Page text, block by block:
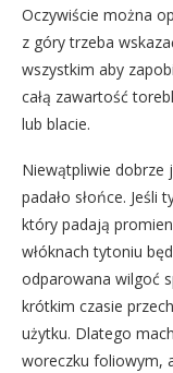
Oczywiście można
z góry trzeba
wszystkim aby
całą zawartość
lub blacie.
Niewątpliwie dobrze
padało słońce.
który padają
włóknach tytoniu
odparowana wilgoć
krótkim czasie
użytku. Dlatego
woreczku foliowym,